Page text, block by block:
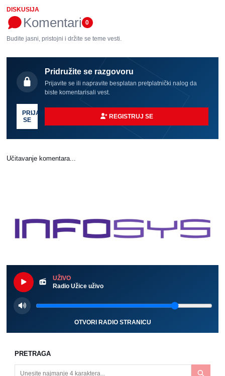
DISKUSIJA
Komentari 0
Budite jasni, pristojni i držite se teme vesti.
Pridružite se razgovoru
Prijavite se ili napravite besplatan pretplatnički nalog da
biste komentarisali vest.
PRIJAVI
SE
REGISTRUJ SE
Učitavanje komentara...
UŽIVO
Radio Užice uživo
OTVORI RADIO STRANICU
PRETRAGA